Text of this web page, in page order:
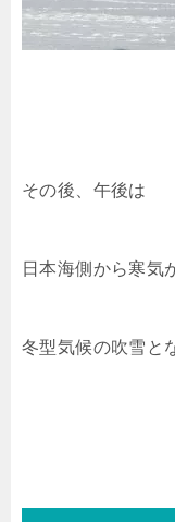
その後、午後は
日本海側から寒気
冬型気候の吹雪と